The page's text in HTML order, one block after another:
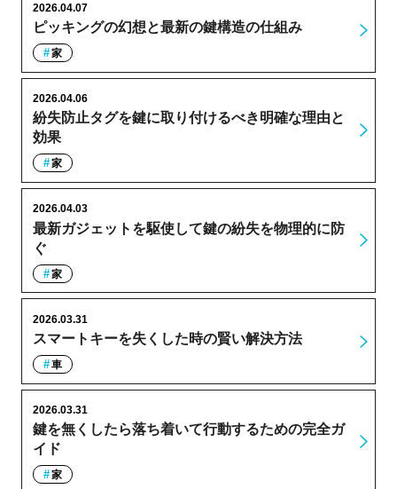
ピッキングの幻想と最新の鍵構造の仕組み
2026.04.07
家
紛失防止タグを鍵に取り付けるべき明確な理由と
効果
2026.04.06
家
最新ガジェットを駆使して鍵の紛失を物理的に防
ぐ
2026.04.03
家
スマートキーを失くした時の賢い解決方法
2026.03.31
車
鍵を無くしたら落ち着いて行動するための完全ガ
イド
2026.03.31
家